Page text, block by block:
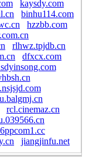
kaysdy.com
binhu114.com
hzzbb.com
rlhwz.tpjdb.cn
dfxcx.com
rcl.cinemaz.cn
jiangjinfu.net